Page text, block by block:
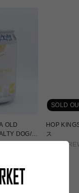
OLD
DOG/
オールド フ
SOLD
HOP
ス